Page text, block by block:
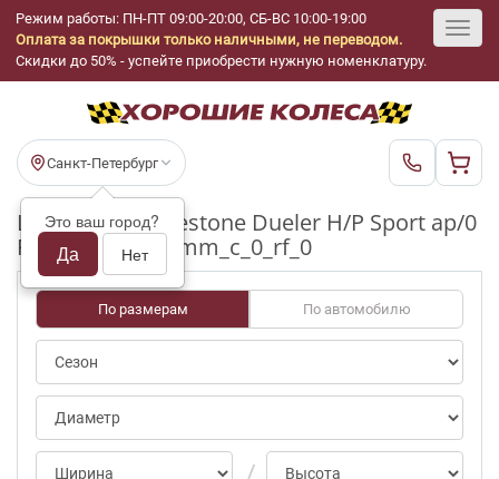
Режим работы: ПН-ПТ 09:00-20:00, СБ-ВС 10:00-19:00
Оплата за покрышки только наличными, не переводом.
Скидки до 50% - успейте приобрести нужную номенклатуру.
Санкт-Петербург
Это ваш город?
Да Нет
Шины бу Bridgestone Dueler H/P Sport ap/0
R17_225_65_5-6mm_c_0_rf_0
По размерам По автомобилю